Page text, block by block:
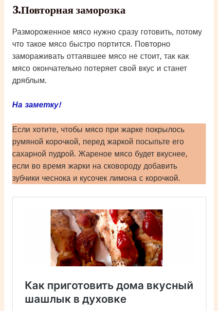
3.Повторная заморозка
Размороженное мясо нужно сразу готовить, потому
что такое мясо быстро портится. Повторно
замораживать оттаявшее мясо не стоит, так как
мясо окончательно потеряет свой вкус и станет
дряблым.
На заметку!
Если хотите, чтобы мясо при жарке покрылось
румяной корочкой, перед жаркой посыпьте его
сахарной пудрой. Жареное мясо будет вкуснее,
если во время жарки на сковороду добавить
зубчики чеснока и кусочек лимона с корочкой.